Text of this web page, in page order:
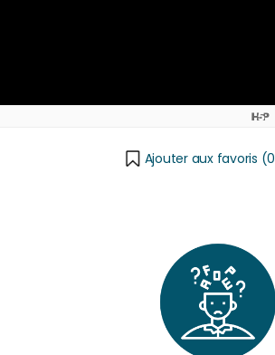
Ajouter aux favoris (0